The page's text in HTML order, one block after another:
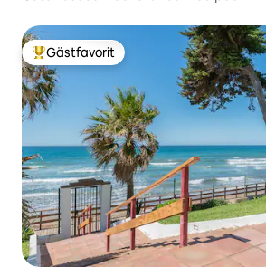
Populär gästfavorit
Gästfavorit